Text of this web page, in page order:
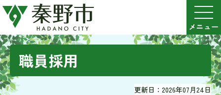
職員採用
更新日：2026年07月24日